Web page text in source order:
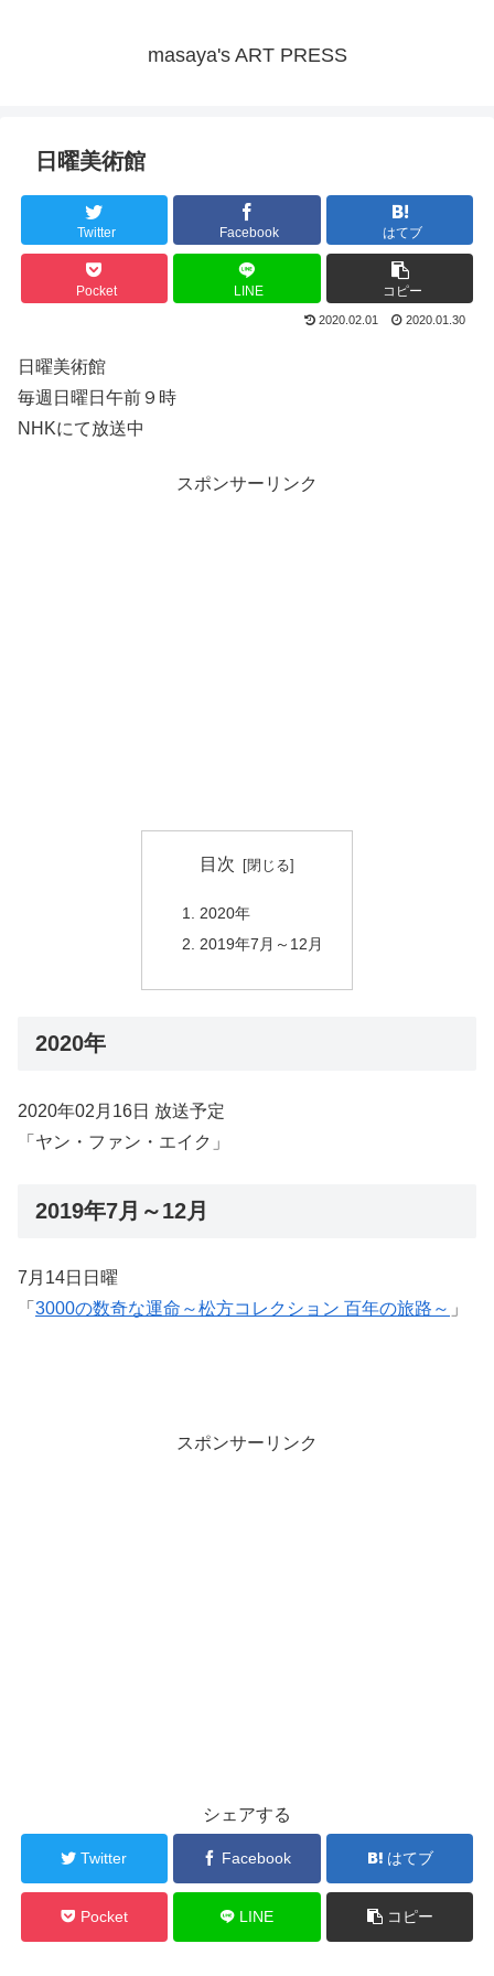
masaya's ART PRESS
日曜美術館
Twitter Facebook はてブ
Pocket LINE コピー
2020.02.01 2020.01.30
日曜美術館
毎週日曜日午前９時
NHKにて放送中
スポンサーリンク
目次
2020年
2019年7月～12月
2020年
2020年02月16日 放送予定
「ヤン・ファン・エイク」
2019年7月～12月
7月14日日曜
「 3000の数奇な運命～松方コレクション 百年の旅路～ 」
スポンサーリンク
シェアする
Twitter Facebook はてブ
Pocket LINE コピー